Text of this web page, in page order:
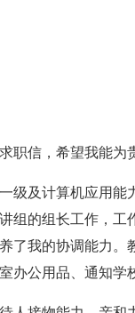
信，希望我能为
及计算机应用能
组的组长工作，工
了我的协调能力。
公用品、通知学